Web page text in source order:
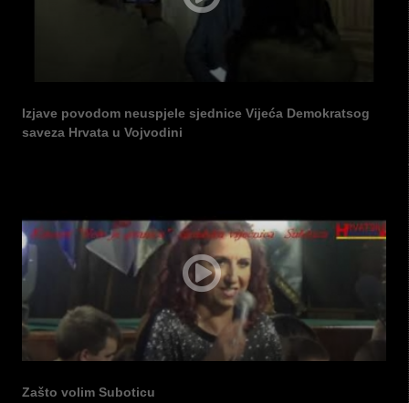
Izjave povodom neuspjele sjednice Vijeća Demokratsog
saveza Hrvata u Vojvodini
Zašto volim Suboticu